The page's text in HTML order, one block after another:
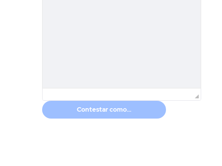
Contestar como...